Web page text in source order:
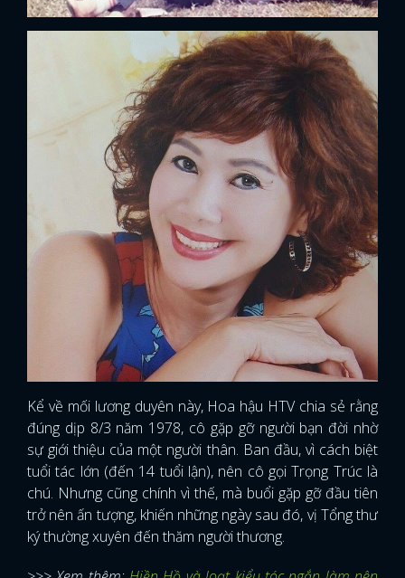
Kể về mối lương duyên này, Hoa hậu HTV chia sẻ rằng
đúng dịp 8/3 năm 1978, cô gặp gỡ người bạn đời nhờ
sự giới thiệu của một người thân. Ban đầu, vì cách biệt
tuổi tác lớn (đến 14 tuổi lận), nên cô gọi Trọng Trúc là
chú. Nhưng cũng chính vì thế, mà buổi gặp gỡ đầu tiên
trở nên ấn tượng, khiến những ngày sau đó, vị Tổng thư
ký thường xuyên đến thăm người thương.